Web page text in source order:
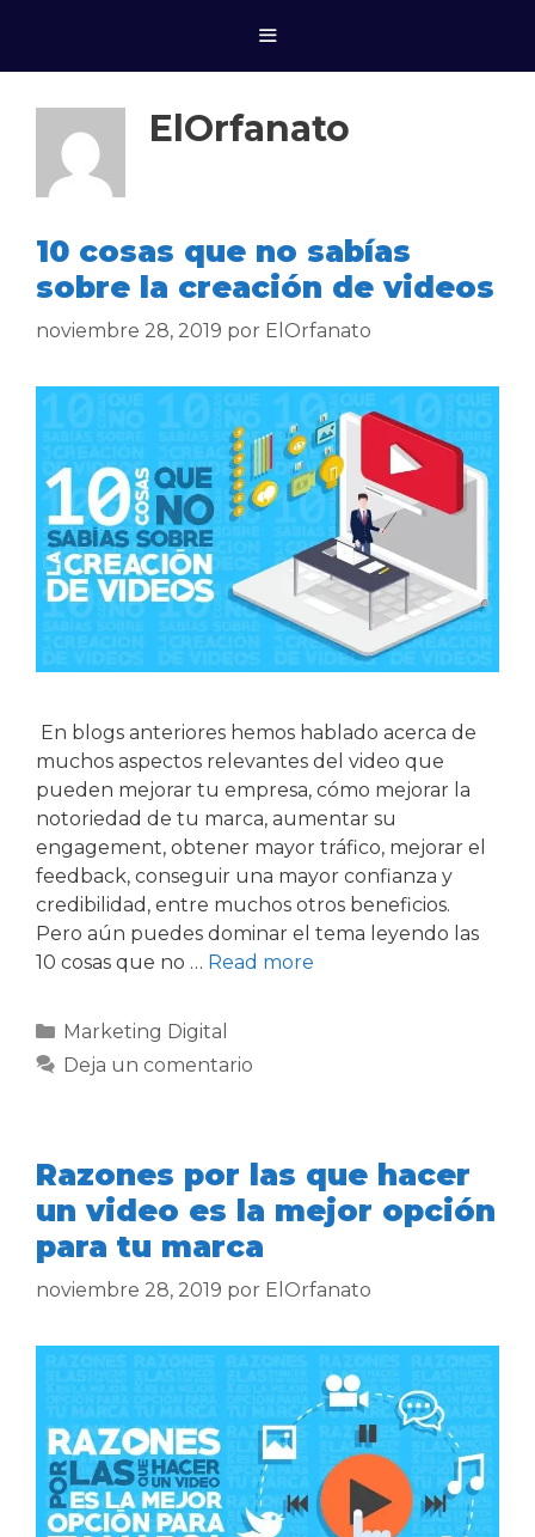
ElOrfanato
10 cosas que no sabías
sobre la creación de videos
noviembre 28, 2019 por ElOrfanato
En blogs anteriores hemos hablado acerca de
muchos aspectos relevantes del video que
pueden mejorar tu empresa, cómo mejorar la
notoriedad de tu marca, aumentar su
engagement, obtener mayor tráfico, mejorar el
feedback, conseguir una mayor confianza y
credibilidad, entre muchos otros beneficios.
Pero aún puedes dominar el tema leyendo las
10 cosas que no … Read more
Marketing Digital
Deja un comentario
Razones por las que hacer
un video es la mejor opción
para tu marca
noviembre 28, 2019 por ElOrfanato